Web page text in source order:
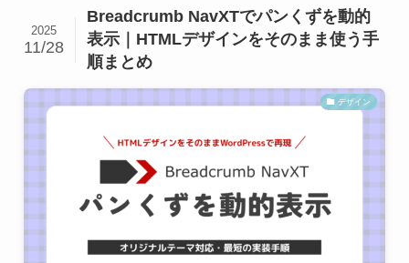
Breadcrumb NavXTでパンくずを動的
表示｜HTMLデザインをそのまま使う手
順まとめ
2025
11/28
デザイン